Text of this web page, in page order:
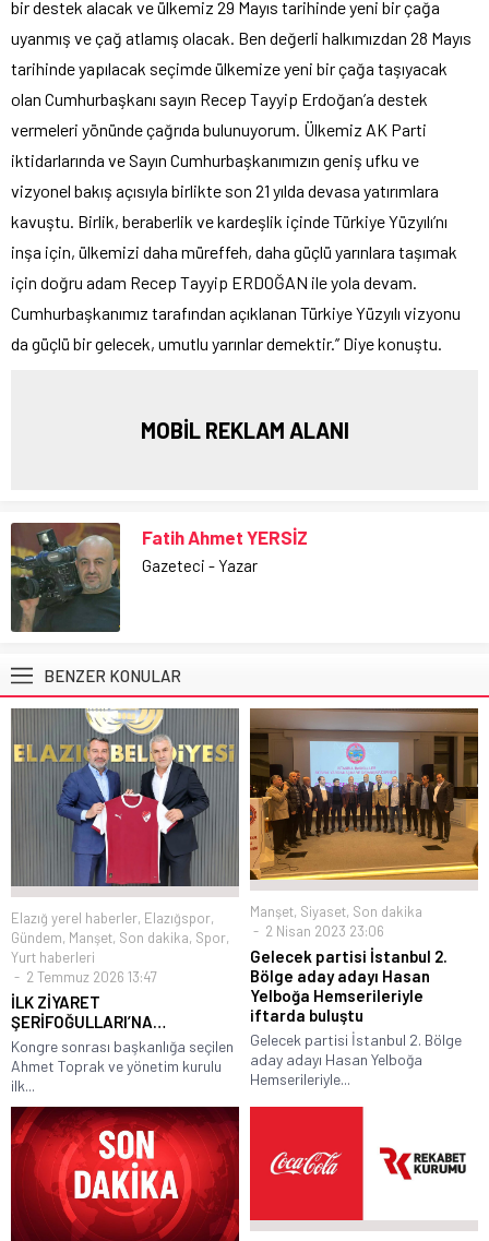
bir destek alacak ve ülkemiz 29 Mayıs tarihinde yeni bir çağa
uyanmış ve çağ atlamış olacak. Ben değerli halkımızdan 28 Mayıs
tarihinde yapılacak seçimde ülkemize yeni bir çağa taşıyacak
olan Cumhurbaşkanı sayın Recep Tayyip Erdoğan’a destek
vermeleri yönünde çağrıda bulunuyorum. Ülkemiz AK Parti
iktidarlarında ve Sayın Cumhurbaşkanımızın geniş ufku ve
vizyonel bakış açısıyla birlikte son 21 yılda devasa yatırımlara
kavuştu. Birlik, beraberlik ve kardeşlik içinde Türkiye Yüzyılı’nı
inşa için, ülkemizi daha müreffeh, daha güçlü yarınlara taşımak
için doğru adam Recep Tayyip ERDOĞAN ile yola devam.
Cumhurbaşkanımız tarafından açıklanan Türkiye Yüzyılı vizyonu
da güçlü bir gelecek, umutlu yarınlar demektir.’’ Diye konuştu.
MOBİL REKLAM ALANI
Fatih Ahmet YERSİZ
Gazeteci - Yazar
BENZER KONULAR
Elazığ yerel haberler, Elazığspor,
Gündem, Manşet, Son dakika, Spor,
Yurt haberleri
2 Temmuz 2026 13:47
İLK ZİYARET
ŞERİFOĞULLARI’NA…
Kongre sonrası başkanlığa seçilen
Ahmet Toprak ve yönetim kurulu
ilk...
Manşet, Siyaset, Son dakika
2 Nisan 2023 23:06
Gelecek partisi İstanbul 2.
Bölge aday adayı Hasan
Yelboğa Hemserileriyle
iftarda buluştu
Gelecek partisi İstanbul 2. Bölge
aday adayı Hasan Yelboğa
Hemserileriyle...